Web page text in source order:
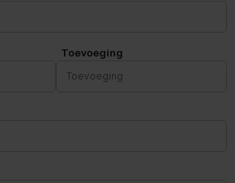
Toevoeging